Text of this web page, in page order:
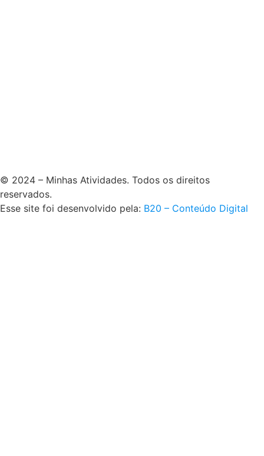
© 2024 – Minhas Atividades. Todos os direitos
reservados.
Esse site foi desenvolvido pela: B20 – Conteúdo Digital